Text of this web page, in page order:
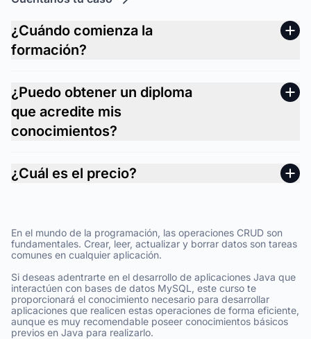
¿Cuándo comienza la
formación?
¿Puedo obtener un diploma
que acredite mis
conocimientos?
¿Cuál es el precio?
En el mundo de la programación, las operaciones CRUD son
fundamentales. Crear, leer, actualizar y borrar datos son tareas
comunes en cualquier aplicación.
Si deseas adentrarte en el desarrollo de aplicaciones Java que
interactúen con bases de datos MySQL, este curso te
proporcionará el conocimiento necesario para desarrollar
aplicaciones que realicen estas operaciones de forma eficiente,
aunque es muy recomendable poseer conocimientos básicos
previos en Java para realizarlo.